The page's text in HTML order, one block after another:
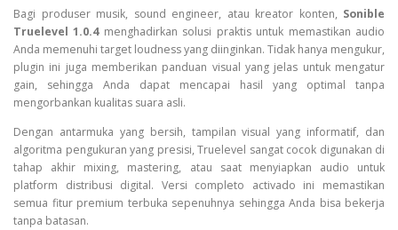
Bagi produser musik, sound engineer, atau kreator konten, Sonible
Truelevel 1.0.4menghadirkan solusi praktis untuk memastikan audio
Anda memenuhi target loudness yang diinginkan. Tidak hanya mengukur,
plugin ini juga memberikan panduan visual yang jelas untuk mengatur
gain, sehingga Anda dapat mencapai hasil yang optimal tanpa
mengorbankan kualitas suara asli.
Dengan antarmuka yang bersih, tampilan visual yang informatif, dan
algoritma pengukuran yang presisi, Truelevel sangat cocok digunakan di
tahap akhir mixing, mastering, atau saat menyiapkan audio untuk
platform distribusi digital. Versi completo activado ini memastikan
semua fitur premium terbuka sepenuhnya sehingga Anda bisa bekerja
tanpa batasan.